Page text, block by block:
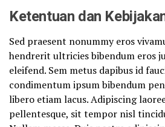
Ketentuan dan
Sed praesent nonummy eros
hendrerit ultricies bibendum eros
eleifend. Sem metus dapibus id
condimentum ipsum bibendum
libero etiam lacus. Adipiscing
pellentesque, sit tempor nisl